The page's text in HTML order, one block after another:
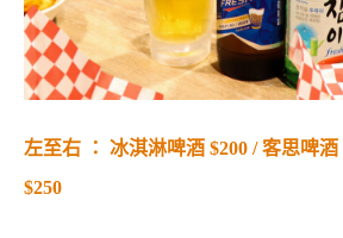
左至右 ： 冰淇淋啤酒 $200 / 客思啤酒
$250